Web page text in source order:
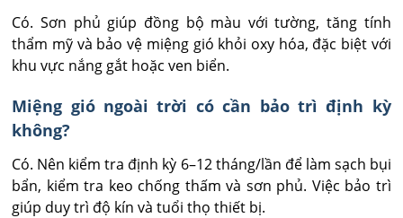
Có. Sơn phủ giúp đồng bộ màu với tường, tăng tính
thẩm mỹ và bảo vệ miệng gió khỏi oxy hóa, đặc biệt với
khu vực nắng gắt hoặc ven biển.
Miệng gió ngoài trời có cần bảo trì định kỳ
không?
Có. Nên kiểm tra định kỳ 6–12 tháng/lần để làm sạch bụi
bẩn, kiểm tra keo chống thấm và sơn phủ. Việc bảo trì
giúp duy trì độ kín và tuổi thọ thiết bị.